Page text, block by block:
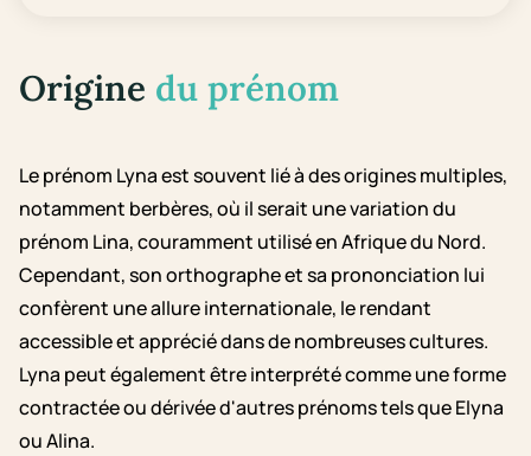
Origine du prénom
Le prénom Lyna est souvent lié à des origines multiples,
notamment berbères, où il serait une variation du
prénom Lina, couramment utilisé en Afrique du Nord.
Cependant, son orthographe et sa prononciation lui
confèrent une allure internationale, le rendant
accessible et apprécié dans de nombreuses cultures.
Lyna peut également être interprété comme une forme
contractée ou dérivée d'autres prénoms tels que Elyna
ou Alina.